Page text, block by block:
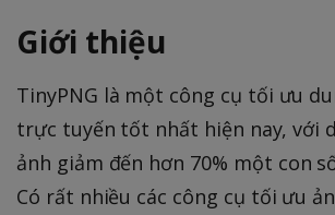
Giới thiệu
TinyPNG là một công cụ tối ưu
trực tuyến tốt nhất hiện nay, với
ảnh giảm đến hơn 70% một con
Có rất nhiều các công cụ tối ưu